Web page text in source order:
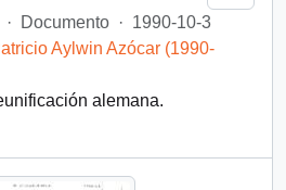
· Documento · 1990-10-3
Aylwin Azócar (1990-
alemana.